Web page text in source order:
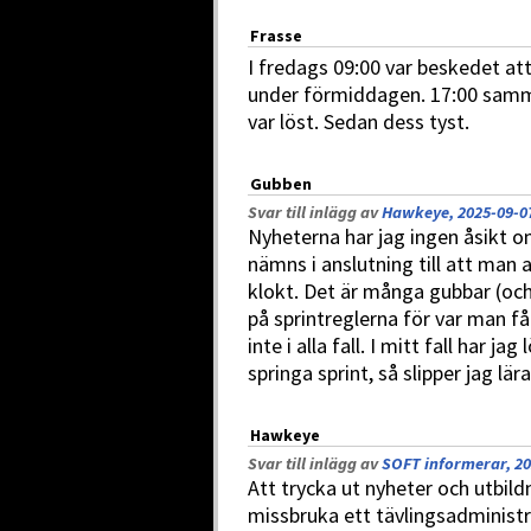
Frasse
I fredags 09:00 var beskedet
under förmiddagen. 17:00
var löst. Sedan dess tyst.
Gubben
Svar till inlägg avHawkeye, 2025-09-
Nyheterna har jag ingen åsikt
nämns i anslutning till att man
klokt. Det är många gubbar
på sprintreglerna för var man
inte i alla fall. I mitt fall har
springa sprint, så slipper jag
Hawkeye
Svar till inlägg avSOFT informerar,
Att trycka ut nyheter och
missbruka ett